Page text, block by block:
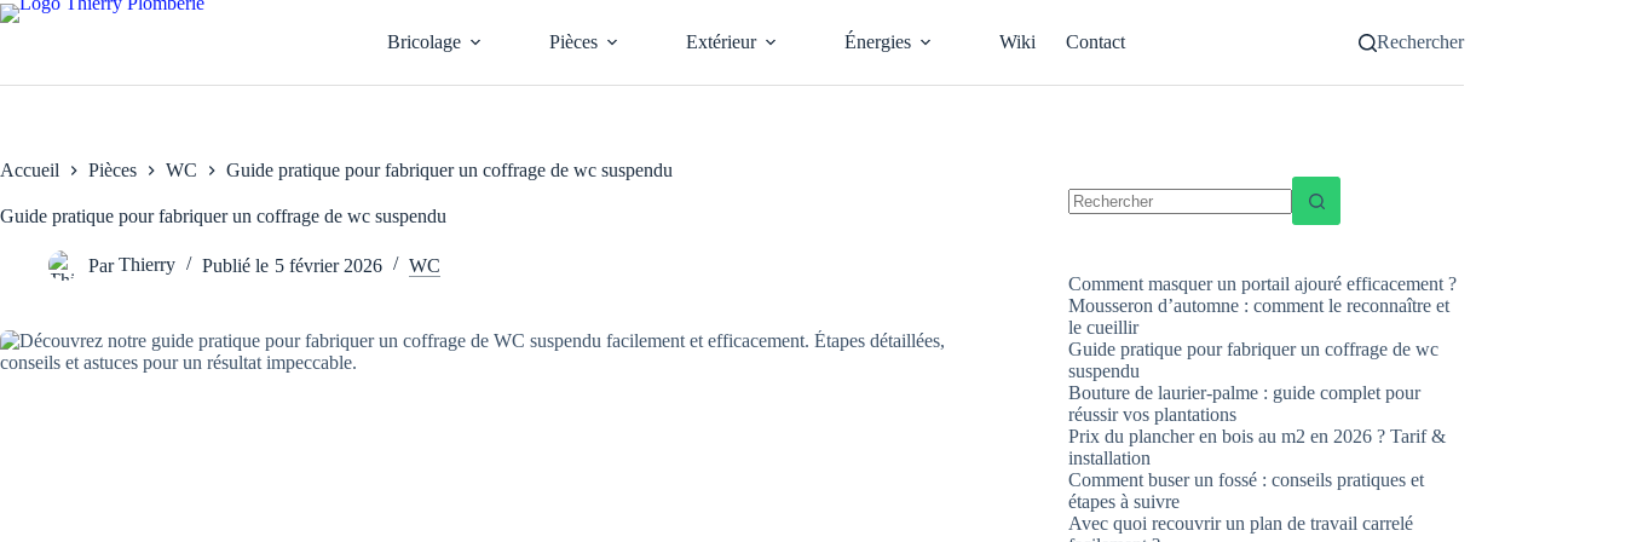
Passer
Bricolage Pièces Extérieur Énergies Wiki Contact Rechercher
Accueil Pièces WC Guide pratique pour fabriquer un coffrage de wc suspendu
Guide pratique pour fabriquer un coffrage de wc suspendu
Par Thierry Publié le 5 février 2026 WC
Comment masquer un portail ajouré efficacement ?
Mousseron d’automne : comment le reconnaître et
le cueillir
Guide pratique pour fabriquer un coffrage de wc
suspendu
Bouture de laurier-palme : guide complet pour
réussir vos plantations
Prix du plancher en bois au m2 en 2026 ? Tarif &
installation
Comment buser un fossé : conseils pratiques et
étapes à suivre
Avec quoi recouvrir un plan de travail carrelé